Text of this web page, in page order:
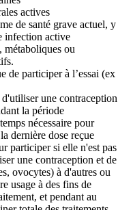
actives
de santé grave actuel, y
infection active
métaboliques ou
de participer à l’essai (ex
une contraception
la période
nécessaire pour
dernière dose reçue
participer si elle n'est pas
une contraception et de
ovocytes) à d'autres ou
usage à des fins de
et pendant au